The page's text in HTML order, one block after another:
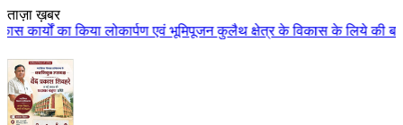
ताज़ा ख़बर
एवं भूमिपूजन कुलैथ क्षेत्र के विकास के लिये की बड़ी-बड़ी सौगातों